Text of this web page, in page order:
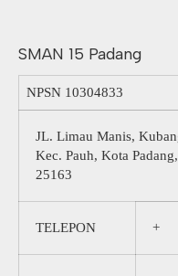
SMAN 15 Padang
NPSN 10304833
JL. Limau Manis,
Kec. Pauh, Kota
25163
TELEPON +